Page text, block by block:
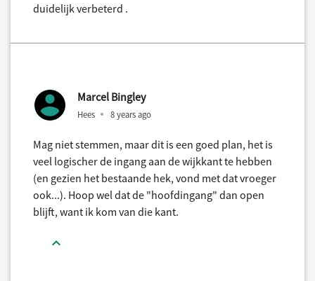
duidelijk verbeterd .
Marcel Bingley
Hees 8 years ago
Mag niet stemmen, maar dit is een goed plan, het is
veel logischer de ingang aan de wijkkant te hebben
(en gezien het bestaande hek, vond met dat vroeger
ook...). Hoop wel dat de "hoofdingang" dan open
blijft, want ik kom van die kant.